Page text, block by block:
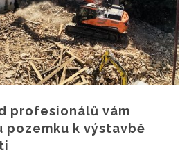
profesionálů vám
pozemku k výstavbě